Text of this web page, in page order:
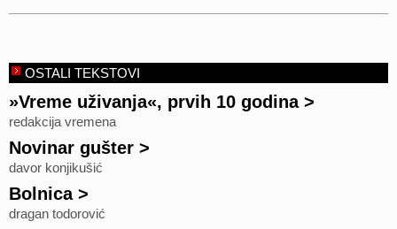
OSTALI TEKSTOVI
»Vreme uživanja«, prvih 10 godina>
redakcija vremena
Novinar gušter >
davor konjikušić
Bolnica>
dragan todorović